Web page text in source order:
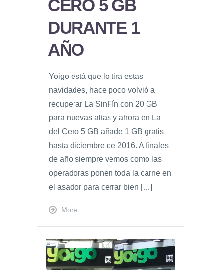
CERO 5 GB
DURANTE 1
AÑO
Yoigo está que lo tira estas
navidades, hace poco volvió a
recuperar La SinFín con 20 GB
para nuevas altas y ahora en La
del Cero 5 GB añade 1 GB gratis
hasta diciembre de 2016. A finales
de año siempre vemos como las
operadoras ponen toda la carne en
el asador para cerrar bien […]
More